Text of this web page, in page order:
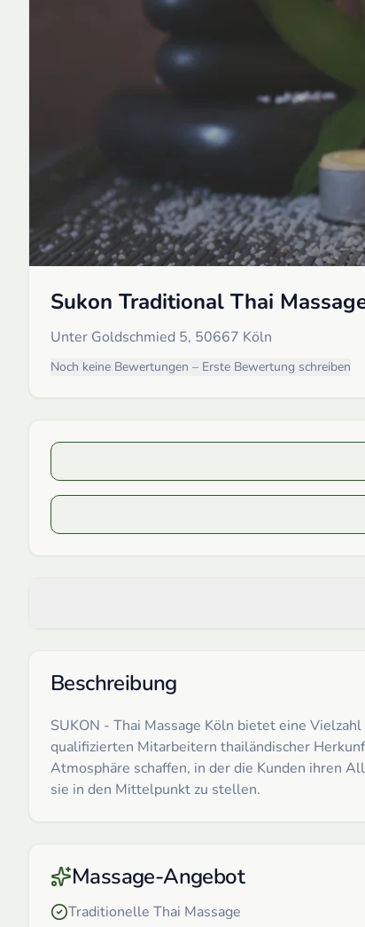
Sukon Traditional Thai
Unter Goldschmied 5, 50667 Köln
Noch keine Bewertungen – Erste Bewertung schreiben
Beschreibung
SUKON - Thai Massage Köln bietet eine
qualifizierten Mitarbeitern thailändischer
Atmosphäre schaffen, in der die Kunden ihren
sie in den Mittelpunkt zu stellen.
Massage-Angebot
Traditionelle Thai Massage